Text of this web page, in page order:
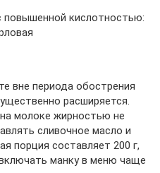
повышенной кислотностью:
вне периода обострения
расширяется.
молоке жирностью не
сливочное масло и
порция составляет 200 г,
манку в меню чаще